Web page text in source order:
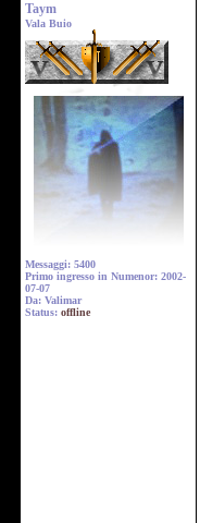
Taym
Vala Buio
Messaggi: 5400
Primo ingresso in Numenor: 2002-
07-07
Da: Valimar
Status: offline